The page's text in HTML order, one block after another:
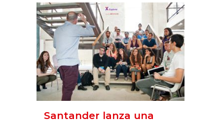
Santander lanza una